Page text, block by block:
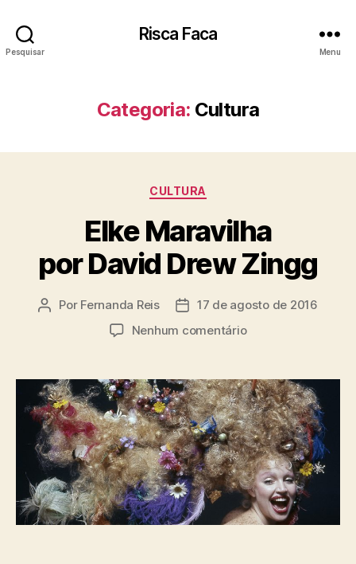
Pesquisar
Risca Faca
Menu
Categoria: Cultura
Categorias
CULTURA
Elke Maravilha
por David Drew Zingg
Autor
Por Fernanda Reis
Data17 de agosto de 2016
Nenhum comentárioem
por
David
Drew
Zingg